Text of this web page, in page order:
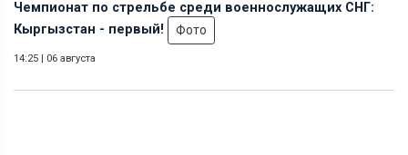
Чемпионат по стрельбе среди военнослужащих СНГ:
Кыргызстан - первый!
Фото
14:25 | 06 августа